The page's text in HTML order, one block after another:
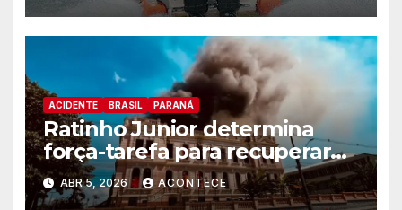
ACIDENTE BRASIL PARANÁ
Ratinho Junior determina
força-tarefa para recuperar
prédio do Instituto de
Educação de Paranaguá
ABR 5, 2026 ACONTECE